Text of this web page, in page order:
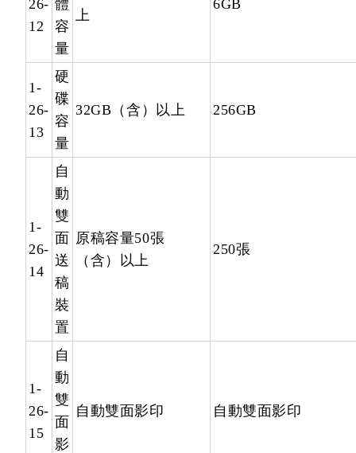
26-
12
體
容
量
上
6GB
1-
26-
13
硬
碟
容
量
32GB（含）以上 256GB
1-
26-
14
自
動
雙
面
送
稿
裝
置
原稿容量50張
（含）以上
250張
1-
26-
15
自
動
雙
面
影
自動雙面影印 自動雙面影印